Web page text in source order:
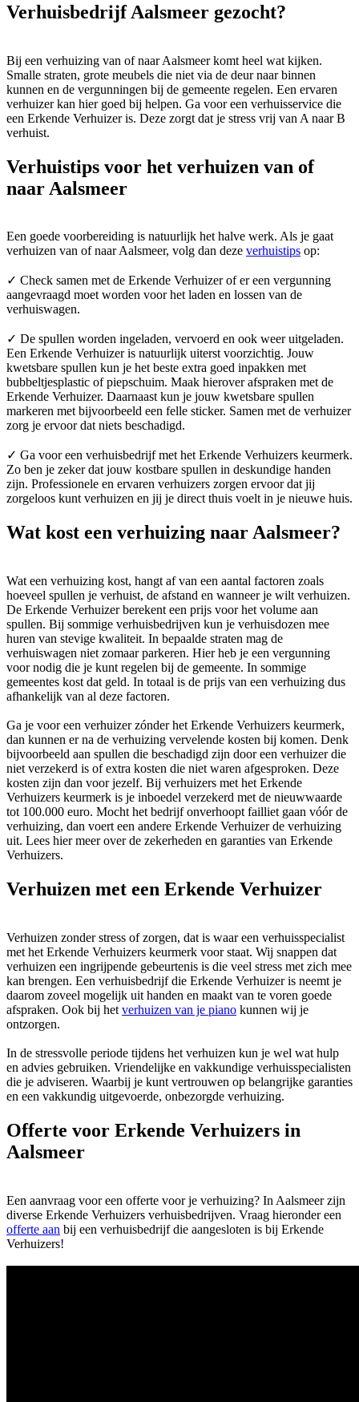
Verhuisbedrijf Aalsmeer gezocht?
Bij een verhuizing van of naar Aalsmeer komt heel wat kijken.
Smalle straten, grote meubels die niet via de deur naar binnen
kunnen en de vergunningen bij de gemeente regelen. Een ervaren
verhuizer kan hier goed bij helpen. Ga voor een verhuisservice die
een Erkende Verhuizer is. Deze zorgt dat je stress vrij van A naar B
verhuist.
Verhuistips voor het verhuizen van of
naar Aalsmeer
Een goede voorbereiding is natuurlijk het halve werk. Als je gaat
verhuizen van of naar Aalsmeer, volg dan deze verhuistips op:
✓ Check samen met de Erkende Verhuizer of er een vergunning
aangevraagd moet worden voor het laden en lossen van de
verhuiswagen.
✓ De spullen worden ingeladen, vervoerd en ook weer uitgeladen.
Een Erkende Verhuizer is natuurlijk uiterst voorzichtig. Jouw
kwetsbare spullen kun je het beste extra goed inpakken met
bubbeltjesplastic of piepschuim. Maak hierover afspraken met de
Erkende Verhuizer. Daarnaast kun je jouw kwetsbare spullen
markeren met bijvoorbeeld een felle sticker. Samen met de verhuizer
zorg je ervoor dat niets beschadigd.
✓ Ga voor een verhuisbedrijf met het Erkende Verhuizers keurmerk.
Zo ben je zeker dat jouw kostbare spullen in deskundige handen
zijn. Professionele en ervaren verhuizers zorgen ervoor dat jij
zorgeloos kunt verhuizen en jij je direct thuis voelt in je nieuwe huis.
Wat kost een verhuizing naar Aalsmeer?
Wat een verhuizing kost, hangt af van een aantal factoren zoals
hoeveel spullen je verhuist, de afstand en wanneer je wilt verhuizen.
De Erkende Verhuizer berekent een prijs voor het volume aan
spullen. Bij sommige verhuisbedrijven kun je verhuisdozen mee
huren van stevige kwaliteit. In bepaalde straten mag de
verhuiswagen niet zomaar parkeren. Hier heb je een vergunning
voor nodig die je kunt regelen bij de gemeente. In sommige
gemeentes kost dat geld. In totaal is de prijs van een verhuizing dus
afhankelijk van al deze factoren.
Ga je voor een verhuizer zónder het Erkende Verhuizers keurmerk,
dan kunnen er na de verhuizing vervelende kosten bij komen. Denk
bijvoorbeeld aan spullen die beschadigd zijn door een verhuizer die
niet verzekerd is of extra kosten die niet waren afgesproken. Deze
kosten zijn dan voor jezelf. Bij verhuizers met het Erkende
Verhuizers keurmerk is je inboedel verzekerd met de nieuwwaarde
tot 100.000 euro. Mocht het bedrijf onverhoopt failliet gaan vóór de
verhuizing, dan voert een andere Erkende Verhuizer de verhuizing
uit. Lees hier meer over de zekerheden en garanties van Erkende
Verhuizers.
Verhuizen met een Erkende Verhuizer
Verhuizen zonder stress of zorgen, dat is waar een verhuisspecialist
met het Erkende Verhuizers keurmerk voor staat. Wij snappen dat
verhuizen een ingrijpende gebeurtenis is die veel stress met zich mee
kan brengen. Een verhuisbedrijf die Erkende Verhuizer is neemt je
daarom zoveel mogelijk uit handen en maakt van te voren goede
afspraken. Ook bij het verhuizen van je piano kunnen wij je
ontzorgen.
In de stressvolle periode tijdens het verhuizen kun je wel wat hulp
en advies gebruiken. Vriendelijke en vakkundige verhuisspecialisten
die je adviseren. Waarbij je kunt vertrouwen op belangrijke garanties
en een vakkundig uitgevoerde, onbezorgde verhuizing.
Offerte voor Erkende Verhuizers in
Aalsmeer
Een aanvraag voor een offerte voor je verhuizing? In Aalsmeer zijn
diverse Erkende Verhuizers verhuisbedrijven. Vraag hieronder een
offerte aan bij een verhuisbedrijf die aangesloten is bij Erkende
Verhuizers!